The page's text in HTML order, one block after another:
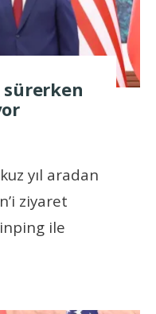
sürerken
yıl aradan
ziyaret
ile